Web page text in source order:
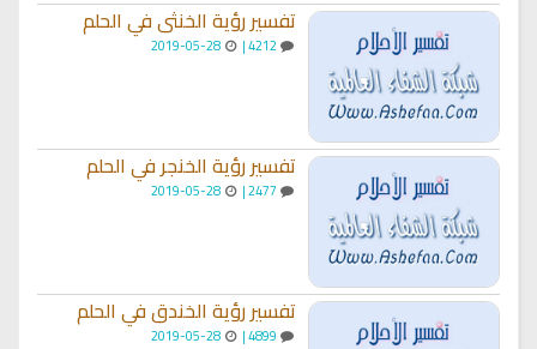
تفسير رؤية الخنثى في الحلم
4212 |
2019-05-28
تفسير رؤية الخنجر في الحلم
2019-05-28
تفسير رؤية الخندق في الحلم
2019-05-28